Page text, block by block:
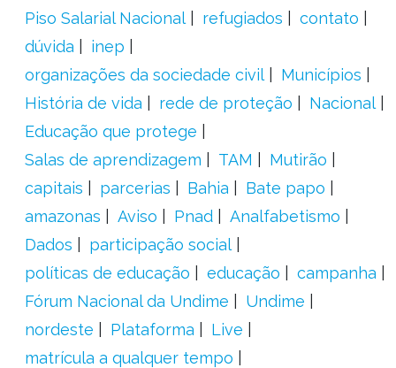
Piso Salarial Nacional
refugiados
contato
dúvida
inep
organizações da sociedade civil
Municípios
História de vida
rede de proteção
Nacional
Educação que protege
Salas de aprendizagem
TAM
Mutirão
capitais
parcerias Bahia
Bate papo
amazonas
Aviso Pnad
Analfabetismo
Dados
participação social
políticas de educação
educação
campanha
Fórum Nacional da Undime
Undime
nordeste
Plataforma
Live
matrícula a qualquer tempo